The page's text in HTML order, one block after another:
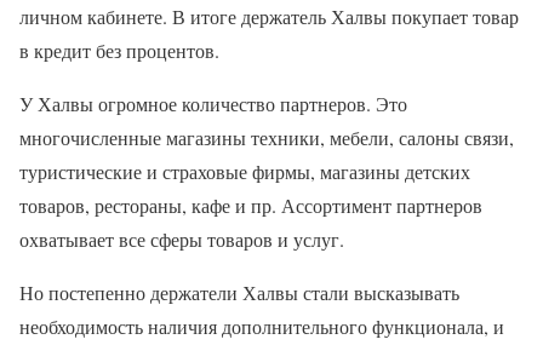
личном кабинете. В итоге держатель Халвы покупает товар
в кредит без процентов.
У Халвы огромное количество партнеров. Это
многочисленные магазины техники, мебели, салоны связи,
туристические и страховые фирмы, магазины детских
товаров, рестораны, кафе и пр. Ассортимент партнеров
охватывает все сферы товаров и услуг.
Но постепенно держатели Халвы стали высказывать
необходимость наличия дополнительного функционала, и